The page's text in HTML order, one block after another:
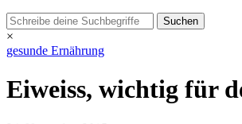
×
gesunde Ernährung
Eiweiss, wichtig für